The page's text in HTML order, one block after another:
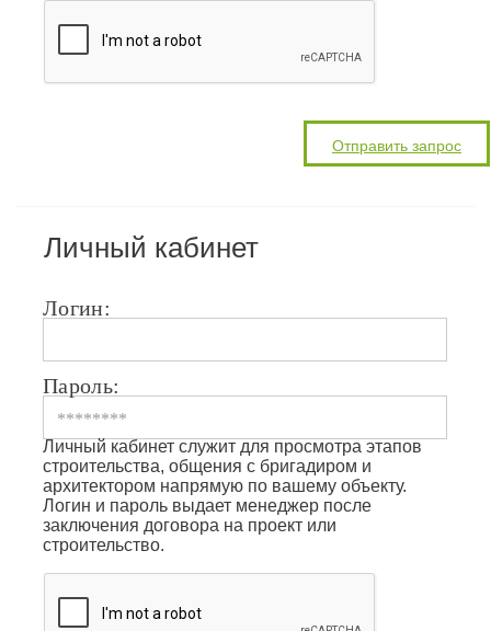
Личный кабинет
Логин:
Пароль:
Личный кабинет служит для просмотра этапов
строительства, общения с бригадиром и
архитектором напрямую по вашему объекту.
Логин и пароль выдает менеджер после
заключения договора на проект или
строительство.